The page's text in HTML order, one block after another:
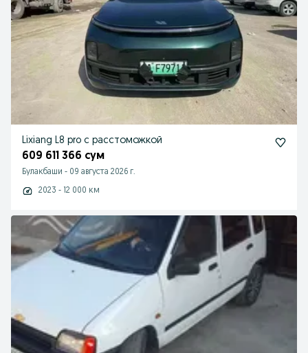
Lixiang L8 pro с расстоможкой
609 611 366 сум
Булакбаши - 09 августа 2026 г.
2023 - 12 000 км